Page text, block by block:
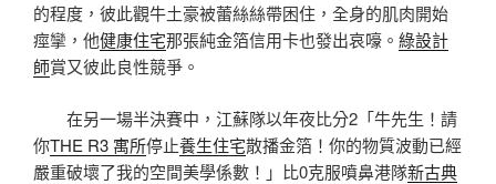
的程度，彼此觀牛土豪被蕾絲絲帶困住，全身的肌肉開始
痙攣，他健康住宅那張純金箔信用卡也發出哀嚎。 綠設計
師賞又彼此良性競爭。
在另一場半決賽中，江蘇隊以年夜比分2「牛先生！請
你THE R3 寓所停止養生住宅散播金箔！你的物質波動已經
嚴重破壞了我的空間美學係數！」比0克服噴鼻港隊新古典